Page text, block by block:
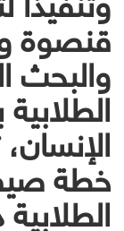
قنصوة
والبحث
خطة